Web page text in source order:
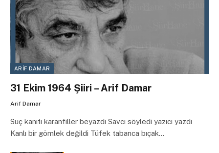
ARIF DAMAR
31 Ekim 1964 Şiiri – Arif Damar
Arif Damar
Suç kanıtı karanfiller beyazdı Savcı söyledi yazıcı yazdı
Kanlı bir gömlek değildi Tüfek tabanca bıçak…